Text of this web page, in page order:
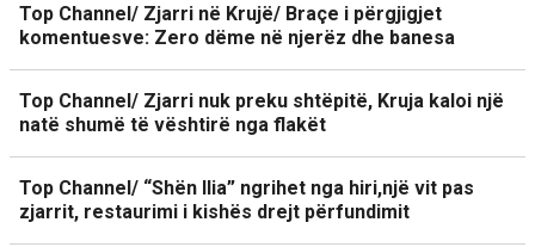
Top Channel/ Zjarri në Krujë/ Braçe i përgjigjet
komentuesve: Zero dëme në njerëz dhe banesa
Top Channel/ Zjarri nuk preku shtëpitë, Kruja kaloi një
natë shumë të vështirë nga flakët
Top Channel/ “Shën Ilia” ngrihet nga hiri,një vit pas
zjarrit, restaurimi i kishës drejt përfundimit